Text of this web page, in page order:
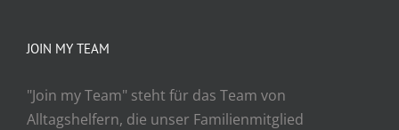
JOIN MY TEAM
"Join my Team" steht für das Team von
Alltagshelfern, die unser Familienmitglied